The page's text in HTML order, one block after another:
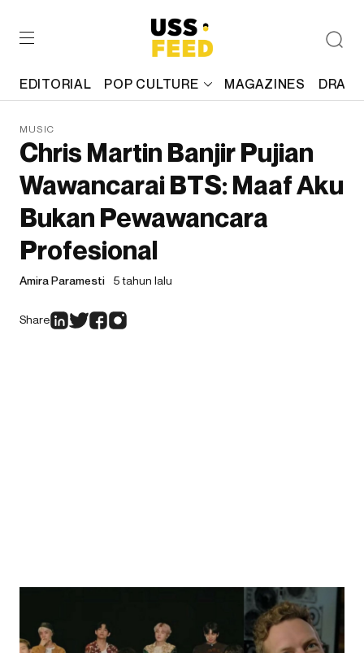
EDITORIAL POP CULTURE MAGAZINES
MUSIC
Chris Martin Banjir Pujian
Wawancarai BTS: Maaf Aku
Bukan Pewawancara
Profesional
Amira Paramesti 5 tahun lalu
Share